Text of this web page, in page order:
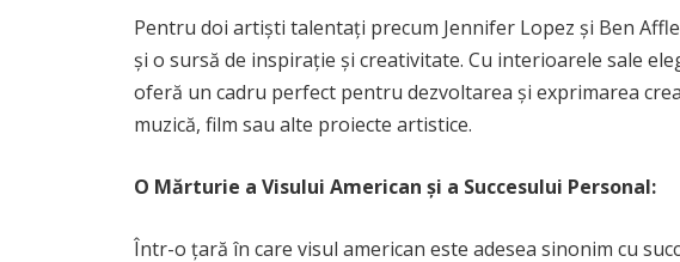
Pentru doi artiști talentați precum Jennifer Lopez și Ben
și o sursă de inspirație și creativitate. Cu interioarele sale
oferă un cadru perfect pentru dezvoltarea și exprimarea
muzică, film sau alte proiecte artistice.
O Mărturie a Visului American și a Succesului Personal:
Într-o țară în care visul american este adesea sinonim cu